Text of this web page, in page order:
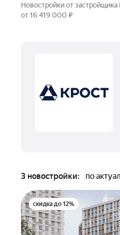
Новостройки от
от 16 419 000 ₽
3 новостройки: по
скидка до 12%